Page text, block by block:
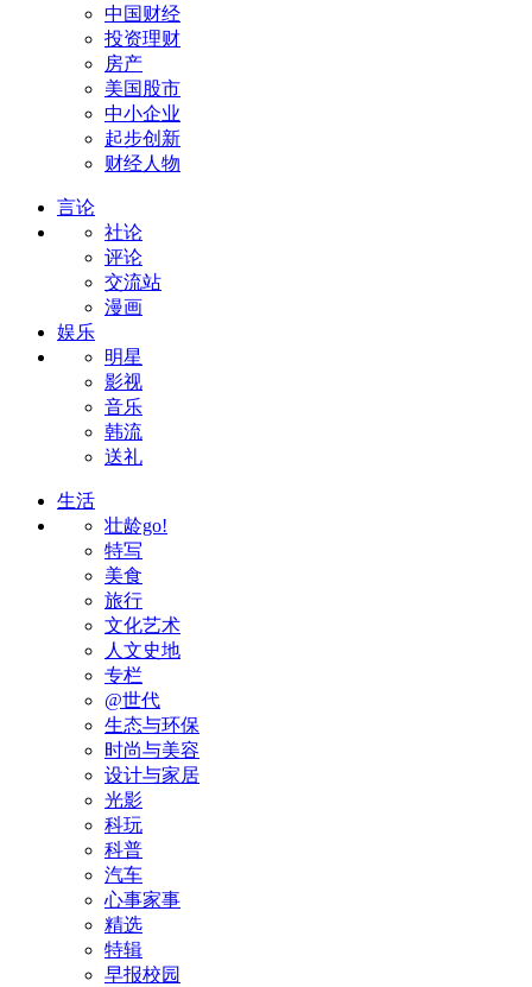
中国财经
投资理财
房产
美国股市
中小企业
起步创新
财经人物
言论
社论
评论
交流站
漫画
娱乐
明星
影视
音乐
韩流
送礼
生活
壮龄go!
特写
美食
旅行
文化艺术
人文史地
专栏
@世代
生态与环保
时尚与美容
设计与家居
光影
科玩
科普
汽车
心事家事
精选
特辑
早报校园